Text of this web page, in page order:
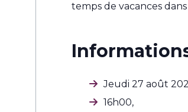
temps de vacances
Jeudi 27 août
16h00,